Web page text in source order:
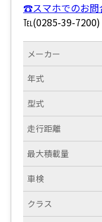
☎スマホでのお問
℡(0285-39-7200)
メーカー
年式
型式
走行距離
最大積載量
車検
クラス